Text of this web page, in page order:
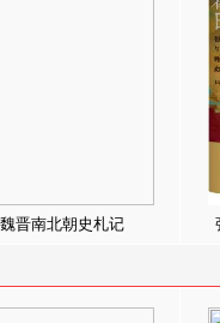
魏晋南北朝史札记